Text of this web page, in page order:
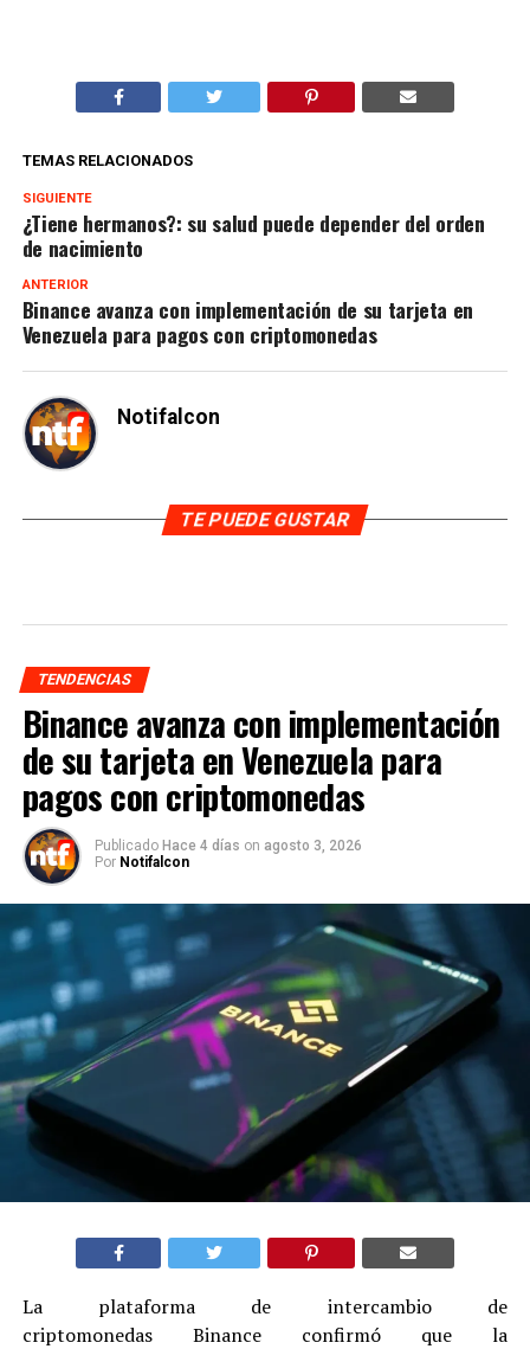
TEMAS RELACIONADOS
SIGUIENTE
¿Tiene hermanos?: su salud puede depender del orden
de nacimiento
ANTERIOR
Binance avanza con implementación de su tarjeta en
Venezuela para pagos con criptomonedas
Notifalcon
TE PUEDE GUSTAR
TENDENCIAS
Binance avanza con implementación
de su tarjeta en Venezuela para
pagos con criptomonedas
Publicado Hace 4 días on agosto 3, 2026
Por Notifalcon
La plataforma de intercambio de
criptomonedas Binance confirmó que la